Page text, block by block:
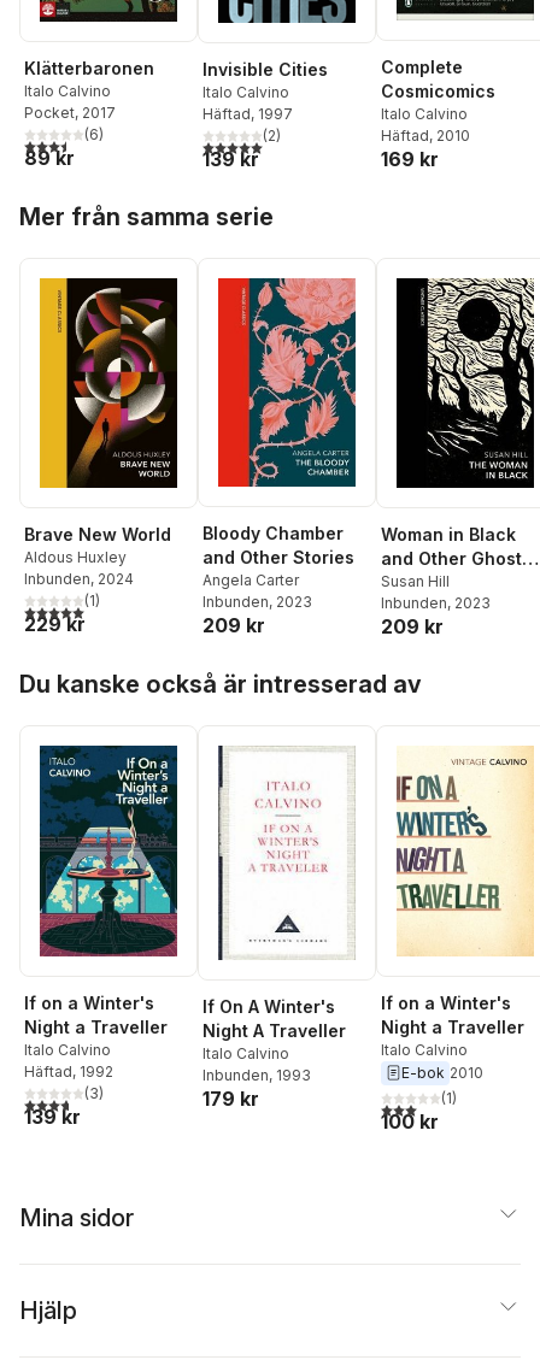
Klätterbaronen
Italo Calvino
Pocket, 2017
3,5utav 5 stjärnor. Totalt antal röster:
(6)
89 kr
Invisible Cities
Italo Calvino
Häftad, 1997
5,0utav 5 stjärnor. Totalt antal röster:
(2)
139 kr
Complete
Cosmicomics
Italo Calvino
Häftad, 2010
169 kr
Mer från samma serie
Brave New World
Aldous Huxley
Inbunden, 2024
5,0utav 5 stjärnor. Totalt antal röster:
(1)
229 kr
Bloody Chamber
and Other Stories
Angela Carter
Inbunden, 2023
209 kr
Woman in Black
and Other Ghost
Stories
Susan Hill
Inbunden, 2023
209 kr
Du kanske också är intresserad av
If on a Winter's
Night a Traveller
Italo Calvino
Häftad, 1992
3,7utav 5 stjärnor. Totalt antal röster:
(3)
139 kr
If On A Winter's
Night A Traveller
Italo Calvino
Inbunden, 1993
179 kr
If on a Winter's
Night a Traveller
Italo Calvino
E-bok 2010
3,0utav 5 stjärnor.
(1)
100 kr
Mina sidor
Hjälp